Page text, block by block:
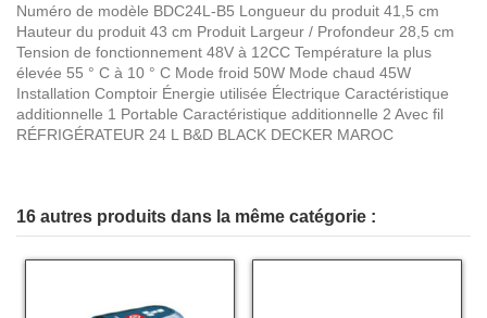
Numéro de modèle BDC24L-B5 Longueur du produit 41,5 cm
Hauteur du produit 43 cm Produit Largeur / Profondeur 28,5 cm
Tension de fonctionnement 48V à 12CC Température la plus
élevée 55 ° C à 10 ° C Mode froid 50W Mode chaud 45W
Installation Comptoir Énergie utilisée Électrique Caractéristique
additionnelle 1 Portable Caractéristique additionnelle 2 Avec fil
RÉFRIGÉRATEUR 24 L B&D BLACK DECKER MAROC
16 autres produits dans la même catégorie :